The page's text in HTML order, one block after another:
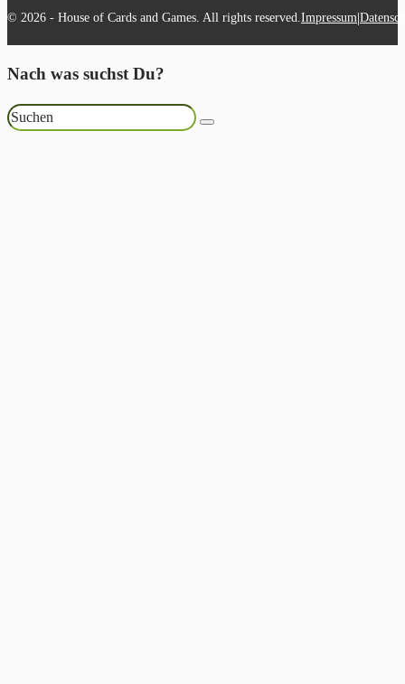
© 2026 - House of Cards and Games. All rights reserved.Impressum|
Nach was suchst Du?
Suchen